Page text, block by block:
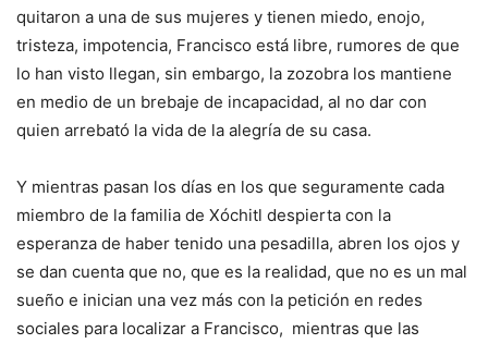
quitaron a una de sus mujeres y tienen miedo, enojo,
tristeza, impotencia, Francisco está libre, rumores de que
lo han visto llegan, sin embargo, la zozobra los mantiene
en medio de un brebaje de incapacidad, al no dar con
quien arrebató la vida de la alegría de su casa.
Y mientras pasan los días en los que seguramente cada
miembro de la familia de Xóchitl despierta con la
esperanza de haber tenido una pesadilla, abren los ojos y
se dan cuenta que no, que es la realidad, que no es un mal
sueño e inician una vez más con la petición en redes
sociales para localizar a Francisco, mientras que las